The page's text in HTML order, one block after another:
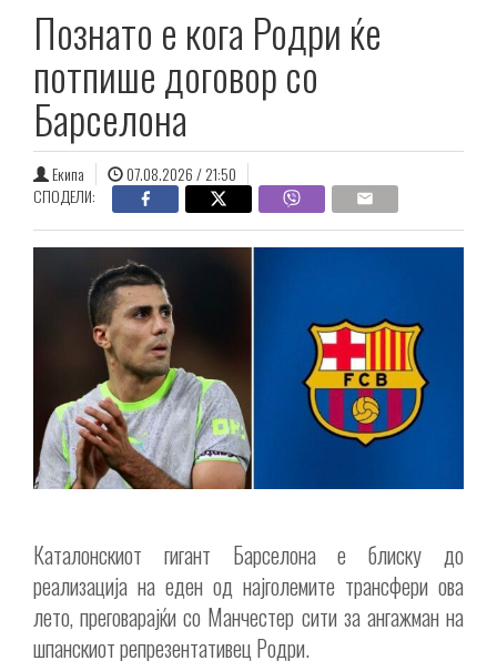
Познато е кога Родри ќе
потпише договор со
Барселона
Екипа
07.08.2026 / 21:50
СПОДЕЛИ:
Каталонскиот гигант Барселона е блиску до
реализација на еден од најголемите трансфери ова
лето, преговарајќи со Манчестер сити за ангажман на
шпанскиот репрезентативец Родри.